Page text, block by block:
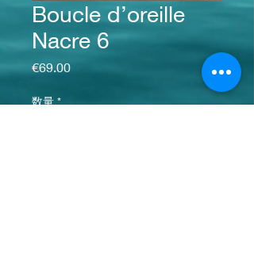
Boucle d’oreille
Nacre 6
€69.00価格
数量 *